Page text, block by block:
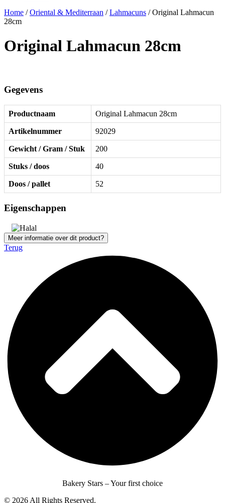
Home /Oriental & Mediterraan /Lahmacuns / Original Lahmacun
28cm
Original Lahmacun 28cm
Gegevens
Productnaam Original Lahmacun 28cm
Artikelnummer 92029
Gewicht / Gram / Stuk 200
Stuks / doos 40
Doos / pallet 52
Eigenschappen
Meer informatie over dit product?
Terug
Bakery Stars – Your first choice
© 2026 All Rights Reserved.